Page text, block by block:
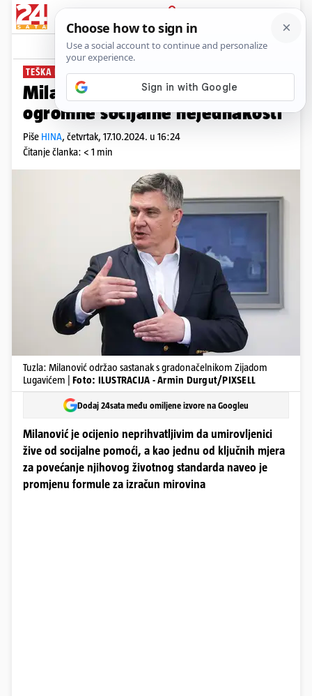
PRIJAVA
News Komentari
TEŠKA POZICIJA
Milanović: Hrvatska je zemlja
ogromne socijalne nejednakosti
Piše HINA, četvrtak, 17.10.2024. u 16:24
Čitanje članka: < 1 min
Tuzla: Milanović održao sastanak s gradonačelnikom Zijadom
Lugavićem | Foto: ILUSTRACIJA - Armin Durgut/PIXSELL
Dodaj 24sata među omiljene izvore na Googleu
Milanović je ocijenio neprihvatljivim da umirovljenici
žive od socijalne pomoći, a kao jednu od ključnih mjera
za povećanje njihovog životnog standarda naveo je
promjenu formule za izračun mirovina